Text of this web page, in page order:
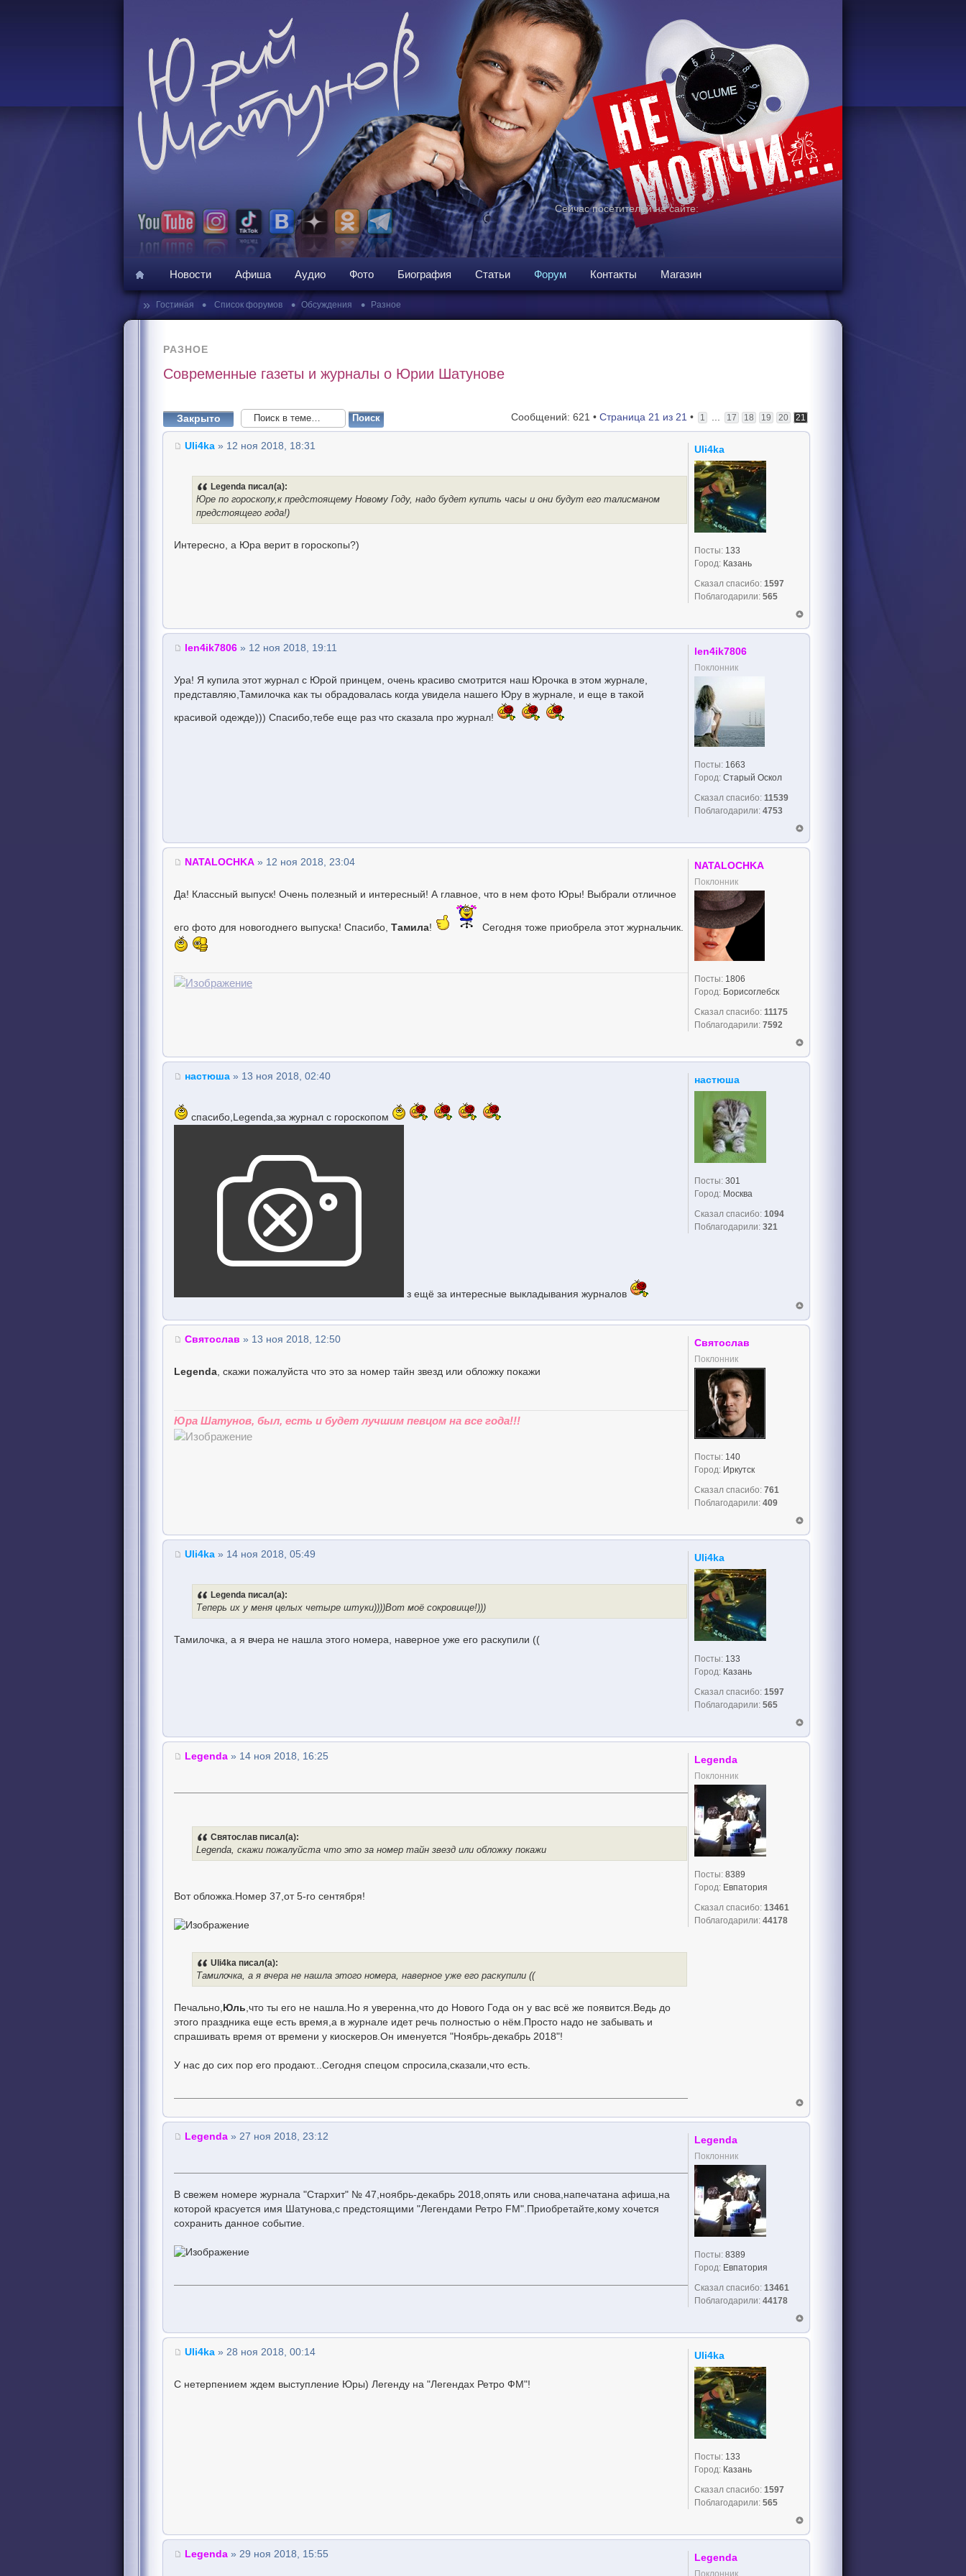
Сейчас посетителей на сайте:
Новости Афиша Аудио Фото Биография Статьи Форум Контакты Магазин
» Гостиная • Список форумов • Обсуждения • Разное
РАЗНОЕ
Современные газеты и журналы о Юрии Шатунове
Закрыто Сообщений: 621 • Страница 21 из 21 • 1 ... 17 18 19 20 21
Uli4ka » 12 ноя 2018, 18:31
Legenda писал(а):
Юре по гороскопу,к предстоящему Новому Году, надо будет купить часы и они будут его талисманом
предстоящего года!)
Интересно, а Юра верит в гороскопы?)
Uli4ka
Посты: 133
Город: Казань
Сказал спасибо: 1597
Поблагодарили: 565
len4ik7806 » 12 ноя 2018, 19:11
Ура! Я купила этот журнал с Юрой принцем, очень красиво смотрится наш Юрочка в этом журнале,
представляю,Тамилочка как ты обрадовалась когда увидела нашего Юру в журнале, и еще в такой
красивой одежде))) Спасибо,тебе еще раз что сказала про журнал!
len4ik7806
Поклонник
Посты: 1663
Город: Старый Оскол
Сказал спасибо: 11539
Поблагодарили: 4753
NATALOCHKA » 12 ноя 2018, 23:04
Да! Классный выпуск! Очень полезный и интересный! А главное, что в нем фото Юры! Выбрали отличное
его фото для новогоднего выпуска! Спасибо, Тамила! Сегодня тоже приобрела этот журнальчик.
NATALOCHKA
Поклонник
Посты: 1806
Город: Борисоглебск
Сказал спасибо: 11175
Поблагодарили: 7592
настюша » 13 ноя 2018, 02:40
спасибо,Legenda,за журнал с гороскопом
з ещё за интересные выкладывания журналов
настюша
Посты: 301
Город: Москва
Сказал спасибо: 1094
Поблагодарили: 321
Святослав » 13 ноя 2018, 12:50
Legenda, скажи пожалуйста что это за номер тайн звезд или обложку покажи
Юра Шатунов, был, есть и будет лучшим певцом на все года!!!
Святослав
Поклонник
Посты: 140
Город: Иркутск
Сказал спасибо: 761
Поблагодарили: 409
Uli4ka » 14 ноя 2018, 05:49
Legenda писал(а):
Теперь их у меня целых четыре штуки))))Вот моё сокровище!)))
Тамилочка, а я вчера не нашла этого номера, наверное уже его раскупили ((
Uli4ka
Посты: 133
Город: Казань
Сказал спасибо: 1597
Поблагодарили: 565
Legenda » 14 ноя 2018, 16:25
Святослав писал(а):
Legenda, скажи пожалуйста что это за номер тайн звезд или обложку покажи
Вот обложка.Номер 37,от 5-го сентября!
Uli4ka писал(а):
Тамилочка, а я вчера не нашла этого номера, наверное уже его раскупили ((
Печально, Юль ,что ты его не нашла.Но я уверенна,что до Нового Года он у вас всё же появится.Ведь до
этого праздника еще есть время,а в журнале идет речь полностью о нём.Просто надо не забывать и
спрашивать время от времени у киоскеров.Он именуется "Ноябрь-декабрь 2018"!
У нас до сих пор его продают...Сегодня спецом спросила,сказали,что есть.
Legenda
Поклонник
Посты: 8389
Город: Евпатория
Сказал спасибо: 13461
Поблагодарили: 44178
Legenda » 27 ноя 2018, 23:12
В свежем номере журнала "Стархит" № 47,ноябрь-декабрь 2018,опять или снова,напечатана афиша,на
которой красуется имя Шатунова,с предстоящими "Легендами Ретро FM".Приобретайте,кому хочется
сохранить данное событие.
Legenda
Поклонник
Посты: 8389
Город: Евпатория
Сказал спасибо: 13461
Поблагодарили: 44178
Uli4ka » 28 ноя 2018, 00:14
С нетерпением ждем выступление Юры) Легенду на "Легендах Ретро ФМ"!
Uli4ka
Посты: 133
Город: Казань
Сказал спасибо: 1597
Поблагодарили: 565
Legenda » 29 ноя 2018, 15:55 Legenda
Поклонник